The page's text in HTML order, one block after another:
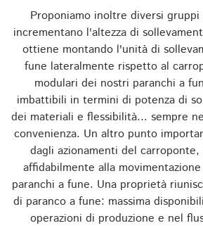
Proponiamo inoltre diversi
incrementano l'altezza di
ottiene montando l'unità di
fune lateralmente rispetto al
modulari dei nostri paranchi a
imbattibili in termini di potenza di
dei materiali e flessibilità... sempre
convenienza. Un altro punto
dagli azionamenti del
affidabilmente alla
paranchi a fune. Una proprietà
di paranco a fune: massima
operazioni di produzione e nel